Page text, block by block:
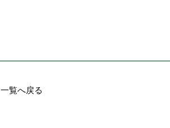
一覧へ戻る